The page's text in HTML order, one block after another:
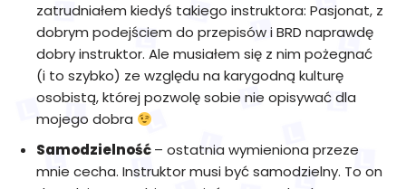
zatrudniałem kiedyś takiego instruktora: Pasjonat, z
dobrym podejściem do przepisów i BRD naprawdę
dobry instruktor. Ale musiałem się z nim pożegnać
(i to szybko) ze względu na karygodną kulturę
osobistą, której pozwolę sobie nie opisywać dla
mojego dobra
Samodzielność– ostatnia wymieniona przeze
mnie cecha. Instruktor musi być samodzielny. To on